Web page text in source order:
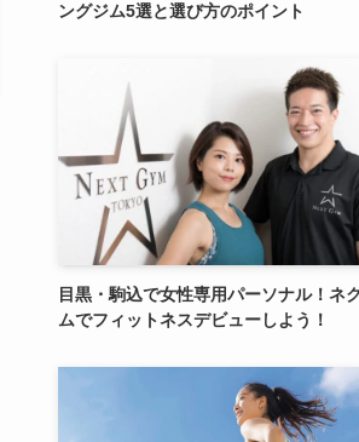
ングジム5選と選び方のポイント
目黒・駒込で女性専用パーソナル！ネ
ムでフィットネスデビューしよう！